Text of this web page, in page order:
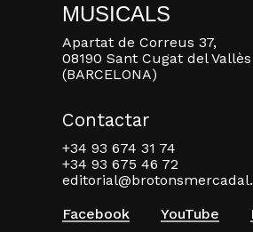
MUSICALS
Apartat de Correus 37,
08190 Sant Cugat del Vallès
(BARCELONA)
Contactar
+34 93 674 31 74
+34 93 675 46 72
Facebook
YouTube